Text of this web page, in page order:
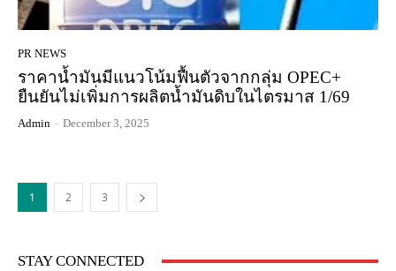
PR NEWS
ราคาน้ำมันมีแนวโน้มฟื้นตัวจากกลุ่ม OPEC+
ยืนยันไม่เพิ่มการผลิตน้ำมันดิบในไตรมาส 1/69
Admin - December 3, 2025
1 2 3
STAY CONNECTED